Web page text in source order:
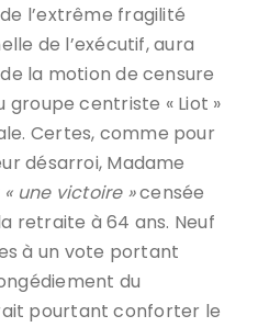
l’extrême fragilité
de l’exécutif, aura
la motion de censure
groupe centriste « Liot »
Certes, comme pour
désarroi, Madame
« une victoire »censée
retraite à 64 ans. Neuf
à un vote portant
du
pourtant conforter le